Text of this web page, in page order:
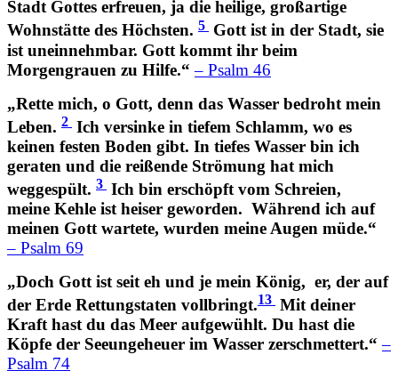
Stadt Gottes erfreuen, ja die heilige, großartige
Wohnstätte des Höchsten. 5 Gott ist in der Stadt, sie
ist uneinnehmbar. Gott kommt ihr beim
Morgengrauen zu Hilfe.“– Psalm 46
„Rette mich, o Gott, denn das Wasser bedroht mein
Leben. 2 Ich versinke in tiefem Schlamm, wo es
keinen festen Boden gibt. In tiefes Wasser bin ich
geraten und die reißende Strömung hat mich
weggespült. 3 Ich bin erschöpft vom Schreien,
meine Kehle ist heiser geworden. Während ich auf
meinen Gott wartete, wurden meine Augen müde.“
– Psalm 69
„Doch Gott ist seit eh und je mein König, er, der auf
der Erde Rettungstaten vollbringt.13 Mit deiner
Kraft hast du das Meer aufgewühlt. Du hast die
Köpfe der Seeungeheuer im Wasser zerschmettert.“ –
Psalm 74